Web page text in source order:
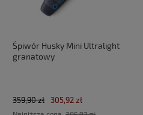
Śpiwór Husky Mini Ultralight
granatowy
305,92 zł
359,90 zł